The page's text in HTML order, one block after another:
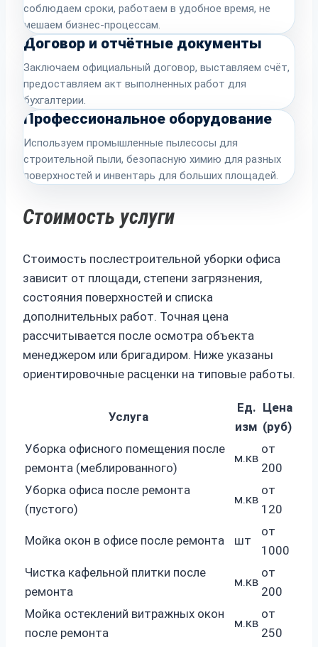
соблюдаем сроки, работаем в удобное время, не
мешаем бизнес-процессам.
Договор и отчётные документы
Заключаем официальный договор, выставляем счёт,
предоставляем акт выполненных работ для
бухгалтерии.
Профессиональное оборудование
Используем промышленные пылесосы для
строительной пыли, безопасную химию для разных
поверхностей и инвентарь для больших площадей.
Стоимость услуги
Стоимость послестроительной уборки офиса
зависит от площади, степени загрязнения,
состояния поверхностей и списка
дополнительных работ. Точная цена
рассчитывается после осмотра объекта
менеджером или бригадиром. Ниже указаны
ориентировочные расценки на типовые работы.
Услуга
Ед.
изм
Цена
(руб)
Уборка офисного помещения после
ремонта (меблированного)
м.кв
от
200
Уборка офиса после ремонта
(пустого)
м.кв
от
120
Мойка окон в офисе после ремонта шт
от
1000
Чистка кафельной плитки после
ремонта
м.кв
от
200
Мойка остеклений витражных окон
после ремонта
м.кв
от
250